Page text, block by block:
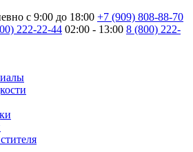
с 9:00 до 18:00 +7 (909) 808-88-70
222-22-44 02:00 - 13:00 8 (800) 222-